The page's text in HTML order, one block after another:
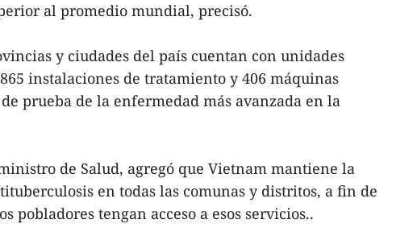
al promedio mundial, precisó.
y ciudades del país cuentan con unidades
instalaciones de tratamiento y 406 máquinas
prueba de la enfermedad más avanzada en la
de Salud, agregó que Vietnam mantiene la
en todas las comunas y distritos, a fin de
pobladores tengan acceso a esos servicios..